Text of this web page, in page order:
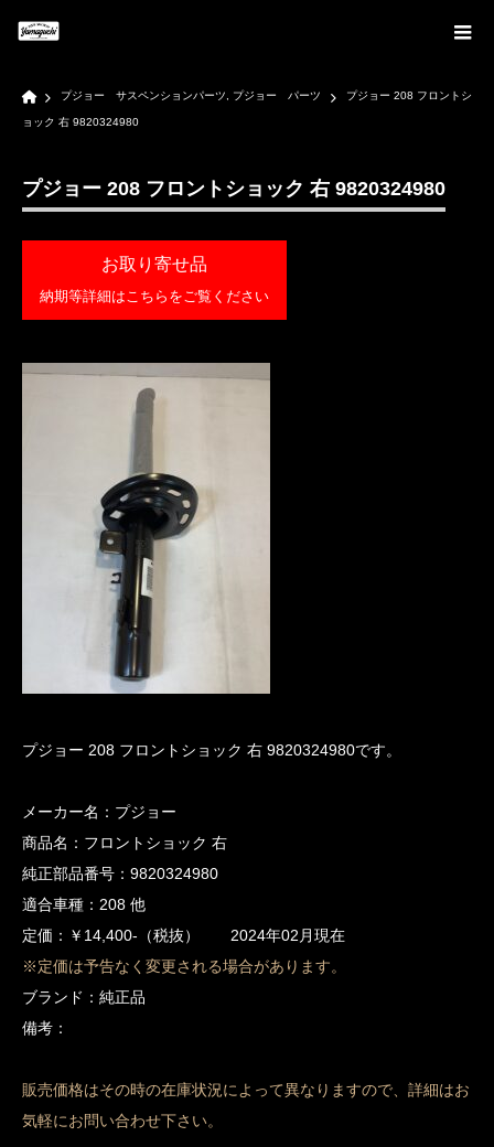
Home
プジョー サスペンションパーツ プジョー パーツ プジョー 208 フロントシ
ョック 右 9820324980
プジョー 208 フロントショック 右 9820324980
お取り寄せ品
納期等詳細はこちらをご覧ください
プジョー 208 フロントショック 右 9820324980です。
メーカー名：プジョー
商品名：フロントショック 右
純正部品番号：9820324980
適合車種：208 他
定価：￥14,400-（税抜） 2024年02月現在
※定価は予告なく変更される場合があります。
ブランド：純正品
備考：
販売価格はその時の在庫状況によって異なりますので、詳細はお
気軽にお問い合わせ下さい。